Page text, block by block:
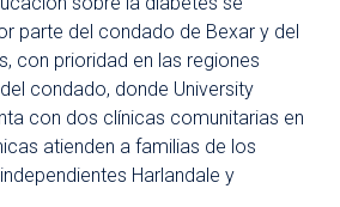
parte del condado de Bexar y del
con prioridad en las regiones
condado, donde University
con dos clínicas comunitarias en
atienden a familias de los
Harlandale y